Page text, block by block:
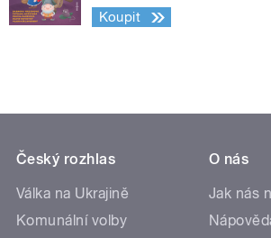
Koupit
Český rozhlas
Válka na Ukrajině
Komunální volby
O nás
Jak nás